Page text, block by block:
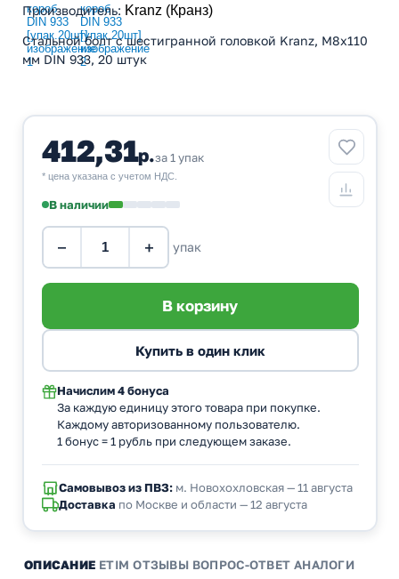
Производитель: Kranz (Кранз)
Стальной болт с шестигранной головкой Kranz, M8x110
мм DIN 933, 20 штук
412,31р.за 1 упак
* цена указана с учетом НДС.
В наличии
− + упак
Начислим 4 бонуса
За каждую единицу этого товара при покупке.
Каждому авторизованному пользователю.
1 бонус = 1 рубль при следующем заказе.
Самовывоз из ПВЗ:м. Новохохловская — 11 августа
Доставка по Москве и области — 12 августа
ОПИСАНИЕ ETIM ОТЗЫВЫ ВОПРОС-ОТВЕТ АНАЛОГИ